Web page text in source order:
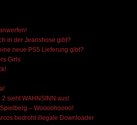
in der Jeanshose gibt?
neue PS5 Lieferung gibt?
Girls
sieht WAHNSINN aus!
– Woooohoooo!
bedroht illegale Downloader